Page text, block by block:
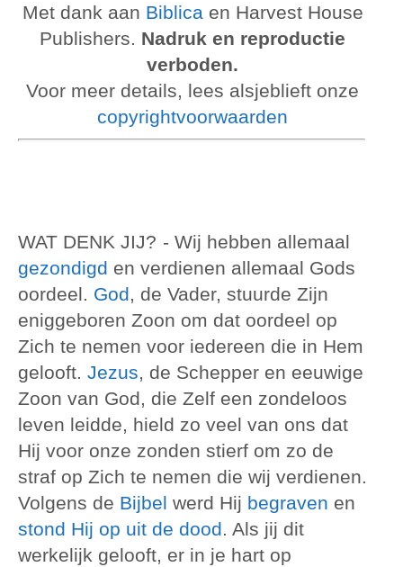
Met dank aan Biblicaen Harvest House
Publishers. Nadruk en reproductie
verboden.
Voor meer details, lees alsjeblieft onze
copyrightvoorwaarden
WAT DENK JIJ? - Wij hebben allemaal
gezondigd en verdienen allemaal Gods
oordeel. God, de Vader, stuurde Zijn
eniggeboren Zoon om dat oordeel op
Zich te nemen voor iedereen die in Hem
gelooft. Jezus, de Schepper en eeuwige
Zoon van God, die Zelf een zondeloos
leven leidde, hield zo veel van ons dat
Hij voor onze zonden stierf om zo de
straf op Zich te nemen die wij verdienen.
Volgens de Bijbel werd Hij begraven en
stond Hij op uit de dood. Als jij dit
werkelijk gelooft, er in je hart op